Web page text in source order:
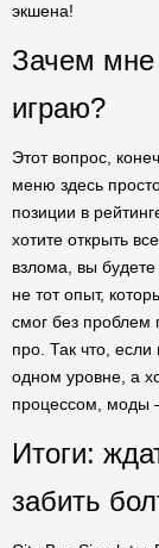
экшена!
Зачем
играю?
Этот вопрос,
меню здесь
позиции в
хотите открыть
взлома, вы
не тот опыт,
смог без проблем
про. Так что, если
одном уровне, а
процессом, моды
Итоги:
забить